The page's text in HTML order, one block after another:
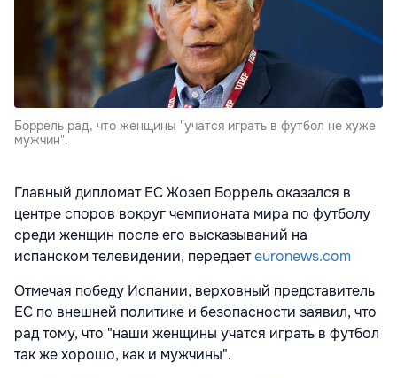
Боррель рад, что женщины "учатся играть в футбол не хуже
мужчин".
Главный дипломат ЕС Жозеп Боррель оказался в
центре споров вокруг чемпионата мира по футболу
среди женщин после его высказываний на
испанском телевидении, передаетeuronews.com
Отмечая победу Испании, верховный представитель
ЕС по внешней политике и безопасности заявил, что
рад тому, что "наши женщины учатся играть в футбол
так же хорошо, как и мужчины".